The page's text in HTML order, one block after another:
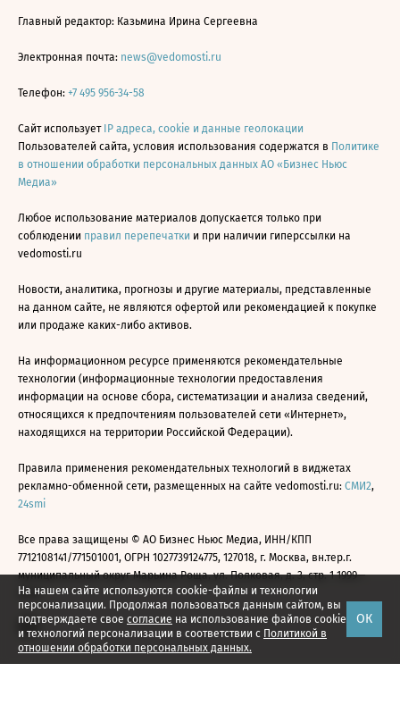
На нашем сайте используются cookie-файлы и технологии
персонализации. Продолжая пользоваться данным сайтом, вы
подтверждаете свое согласие на использование файлов cookie
и технологий персонализации в соответствии с Политикой в
отношении обработки персональных данных.
ОК
Главный редактор: Казьмина Ирина Сергеевна
Электронная почта: news@vedomosti.ru
Телефон: +7 495 956-34-58
Сайт использует IP адреса, cookie и данные геолокации
Пользователей сайта, условия использования содержатся в Политике
в отношении обработки персональных данных АО «Бизнес Ньюс
Медиа»
Любое использование материалов допускается только при
соблюдении правил перепечатки и при наличии гиперссылки на
vedomosti.ru
Новости, аналитика, прогнозы и другие материалы, представленные
на данном сайте, не являются офертой или рекомендацией к покупке
или продаже каких-либо активов.
На информационном ресурсе применяются рекомендательные
технологии (информационные технологии предоставления
информации на основе сбора, систематизации и анализа сведений,
относящихся к предпочтениям пользователей сети «Интернет»,
находящихся на территории Российской Федерации).
Правила применения рекомендательных технологий в виджетах
рекламно-обменной сети, размещенных на сайте vedomosti.ru: СМИ2,
24smi
Все права защищены © АО Бизнес Ньюс Медиа, ИНН/КПП
7712108141/771501001, ОГРН 1027739124775, 127018, г. Москва, вн.тер.г.
муниципальный округ Марьина Роща, ул. Полковая, д. 3, стр. 1 1999—
2026